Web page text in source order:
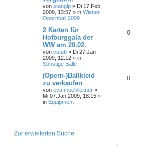
von stanglp » Di 17.Feb
2009, 13:57 » in Wiener
Opernball 2009
2 Karten für
Hofburggala der
WW am 20.02.
von cstub » Di 27.Jan
2009, 12:12 » in
Sonstige Bälle
0
(Opern-)Ballkleid
zu verkaufen
von eva.muehlleitner »
Mi 07.Jan 2009, 18:15 »
in Equipment
0
Zur erweiterten Suche